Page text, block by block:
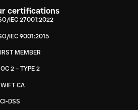
certifications
IEC 27001:2022
IEC 9001:2015
MEMBER
2 – TYPE 2
CA
DSS